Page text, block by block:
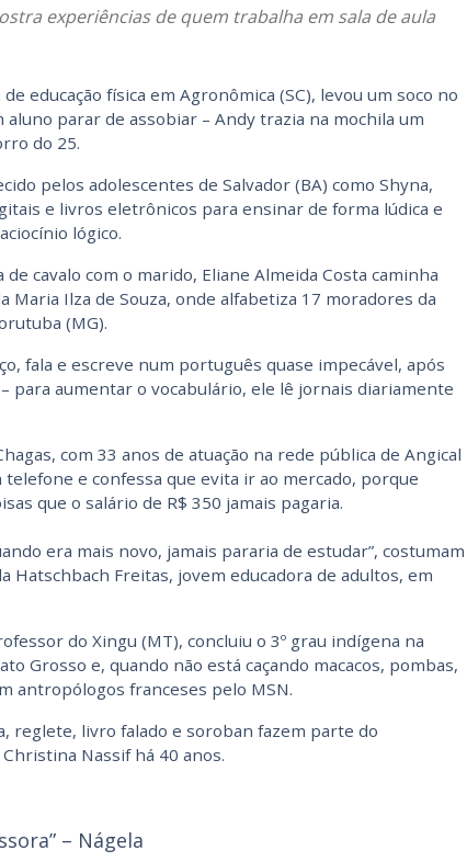
experiências de quem trabalha em sala de aula
educação física em Agronômica (SC), levou um soco no
parar de assobiar – Andy trazia na mochila um
do 25.
pelos adolescentes de Salvador (BA) como Shyna,
e livros eletrônicos para ensinar de forma lúdica e
lógico.
cavalo com o marido, Eliane Almeida Costa caminha
Maria Ilza de Souza, onde alfabetiza 17 moradores da
(MG).
fala e escreve num português quase impecável, após
para aumentar o vocabulário, ele lê jornais diariamente
com 33 anos de atuação na rede pública de Angical
e confessa que evita ir ao mercado, porque
que o salário de R$ 350 jamais pagaria.
era mais novo, jamais pararia de estudar”, costumam
Hatschbach Freitas, jovem educadora de adultos, em
do Xingu (MT), concluiu o 3º grau indígena na
Grosso e, quando não está caçando macacos, pombas,
antropólogos franceses pelo MSN.
reglete, livro falado e soroban fazem parte do
Nassif há 40 anos.
– Nágela